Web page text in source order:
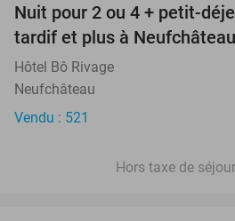
NEW
TODAY
Nuit pour 2 ou 4 + petit-
tardif et plus à Neufchâteau
Hôtel Bô Rivage
Neufchâteau
Vendu : 521
Hors taxe de